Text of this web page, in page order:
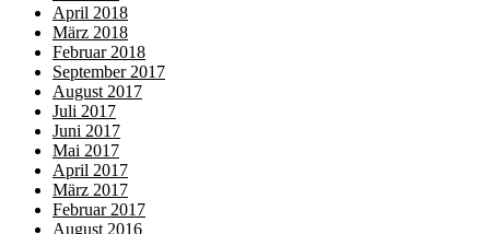
April 2018
März 2018
Februar 2018
September 2017
August 2017
Juli 2017
Juni 2017
Mai 2017
April 2017
März 2017
Februar 2017
August 2016